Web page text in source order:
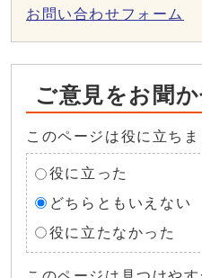
お問い合わせフォーム
ご意見をお聞
このページは役に立ちま
役に立った
どちらともいえない
役に立たなかった